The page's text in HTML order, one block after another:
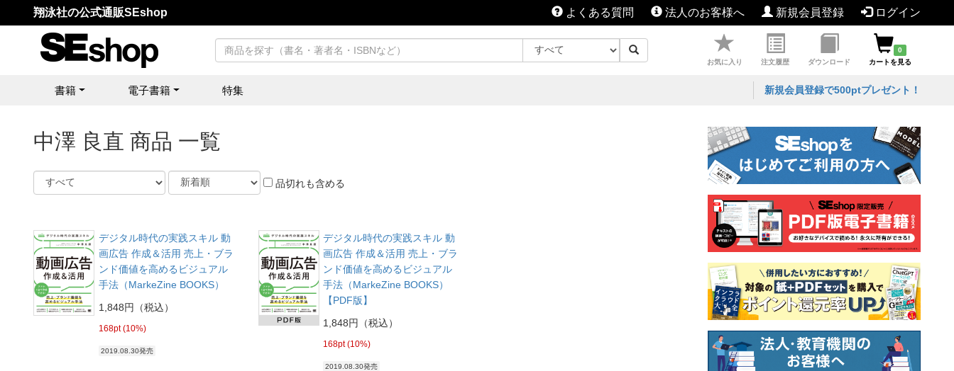
翔泳社の公式通販SEshop よくある質問 法人のお客様へ 新規会員登録 ログイン
お気に入り 注文履歴 ダウンロード
0
カートを見る
書籍 電子書籍 特集 新規会員登録で500ptプレゼント！
中澤 良直 商品 一覧
品切れも含める
デジタル時代の実践スキル 動
画広告 作成＆活用 売上・ブラ
ンド価値を高めるビジュアル
手法（MarkeZine BOOKS）
1,848円（税込）
168pt (10%)
2019.08.30発売
デジタル時代の実践スキル 動
画広告 作成＆活用 売上・ブラ
ンド価値を高めるビジュアル
手法（MarkeZine BOOKS）
【PDF版】
1,848円（税込）
168pt (10%)
2019.08.30発売